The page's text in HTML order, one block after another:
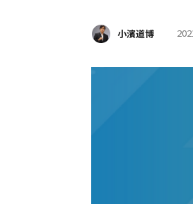
小濱道博